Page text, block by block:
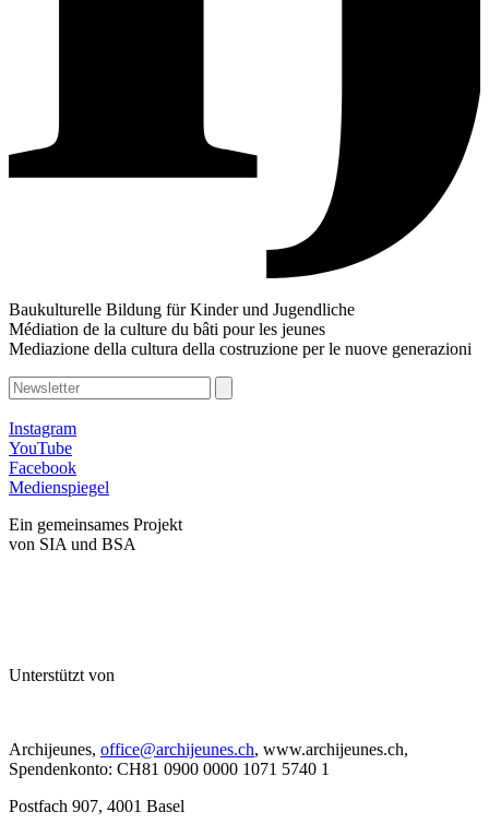
Baukulturelle Bildung für Kinder und Jugendliche
Médiation de la culture du bâti pour les jeunes
Mediazione della cultura della costruzione per le nuove generazioni
Instagram
YouTube
Facebook
Medienspiegel
Ein gemeinsames Projekt
von SIA und BSA
Unterstützt von
Archijeunes, office@archijeunes.ch, www.archijeunes.ch,
Spendenkonto: CH81 0900 0000 1071 5740 1
Postfach 907, 4001 Basel